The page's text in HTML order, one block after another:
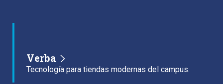
Verba
Tecnología para tiendas modernas del campus.